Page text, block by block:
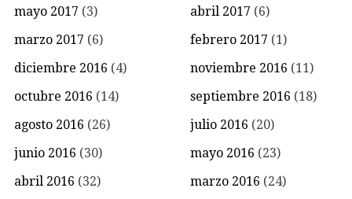
mayo 2017 (3) abril 2017 (6)
marzo 2017 (6) febrero 2017 (1)
diciembre 2016 (4) noviembre 2016 (11)
octubre 2016 (14) septiembre 2016 (18)
agosto 2016 (26) julio 2016 (20)
junio 2016 (30) mayo 2016 (23)
abril 2016 (32) marzo 2016 (24)